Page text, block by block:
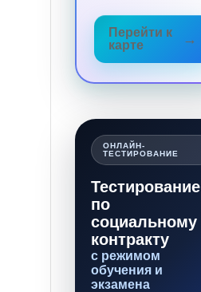
Перейти к
карте
ОНЛАЙН-
ТЕСТИРОВАНИЕ
Тестирование
по
социальному
контракту
с режимом
обучения и
экзамена